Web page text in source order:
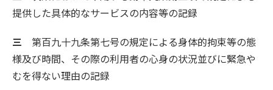
提供した具体的なサービスの内容等の記録
三 第百九十九条第七号の規定による身体的拘束等の態
様及び時間、その際の利用者の心身の状況並びに緊急や
むを得ない理由の記録